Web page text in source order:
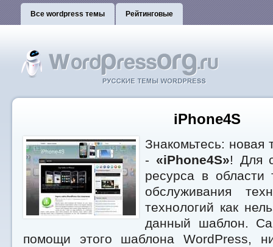
Все wordpress темы Рейтинговые
iPhone4S
Знакомьтесь: новая
- «iPhone4S»! Для
ресурса в области
обслуживания
технологий как
данный шаблон.
помощи этого шаблона WordPress,